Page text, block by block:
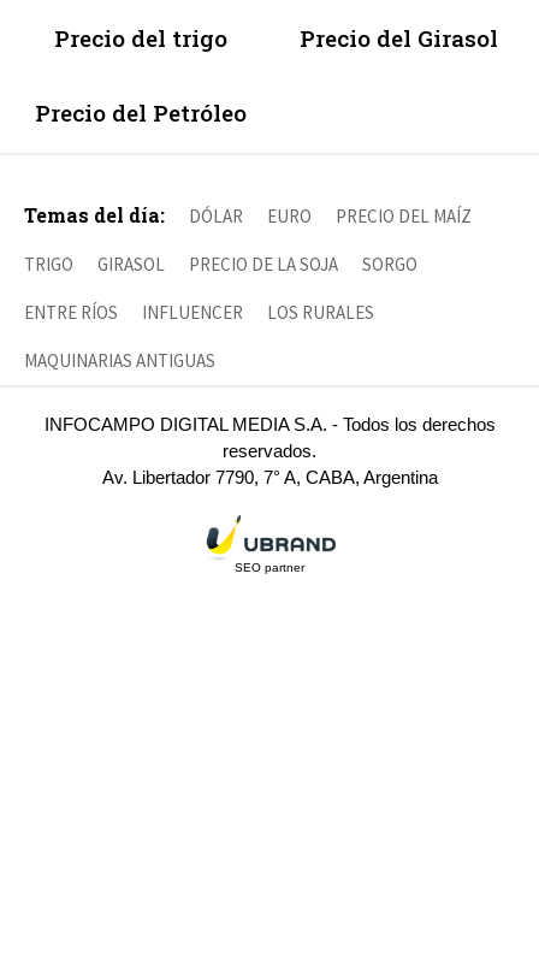
Precio del trigo Precio del Girasol
Precio del Petróleo
Temas del día: DÓLAR EURO PRECIO DEL MAÍZ
TRIGO GIRASOL PRECIO DE LA SOJA SORGO
ENTRE RÍOS INFLUENCER LOS RURALES
MAQUINARIAS ANTIGUAS
INFOCAMPO DIGITAL MEDIA S.A. - Todos los derechos
reservados.
Av. Libertador 7790, 7° A, CABA, Argentina
SEO partner